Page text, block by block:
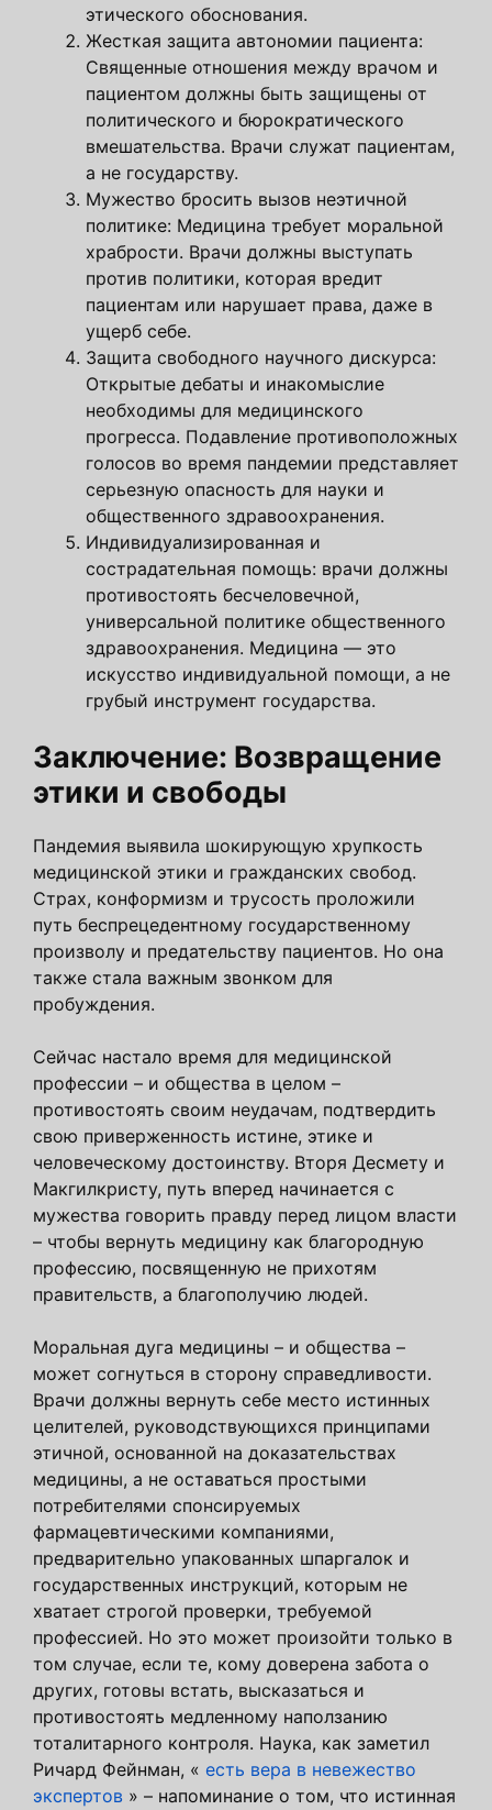
этического обоснования.
Жесткая защита автономии пациента:
Священные отношения между врачом и
пациентом должны быть защищены от
политического и бюрократического
вмешательства. Врачи служат пациентам,
а не государству.
Мужество бросить вызов неэтичной
политике: Медицина требует моральной
храбрости. Врачи должны выступать
против политики, которая вредит
пациентам или нарушает права, даже в
ущерб себе.
Защита свободного научного дискурса:
Открытые дебаты и инакомыслие
необходимы для медицинского
прогресса. Подавление противоположных
голосов во время пандемии представляет
серьезную опасность для науки и
общественного здравоохранения.
Индивидуализированная и
сострадательная помощь: врачи должны
противостоять бесчеловечной,
универсальной политике общественного
здравоохранения. Медицина — это
искусство индивидуальной помощи, а не
грубый инструмент государства.
Заключение: Возвращение
этики и свободы
Пандемия выявила шокирующую хрупкость
медицинской этики и гражданских свобод.
Страх, конформизм и трусость проложили
путь беспрецедентному государственному
произволу и предательству пациентов. Но она
также стала важным звонком для
пробуждения.
Сейчас настало время для медицинской
профессии – и общества в целом –
противостоять своим неудачам, подтвердить
свою приверженность истине, этике и
человеческому достоинству. Вторя Десмету и
Макгилкристу, путь вперед начинается с
мужества говорить правду перед лицом власти
– чтобы вернуть медицину как благородную
профессию, посвященную не прихотям
правительств, а благополучию людей.
Моральная дуга медицины – и общества –
может согнуться в сторону справедливости.
Врачи должны вернуть себе место истинных
целителей, руководствующихся принципами
этичной, основанной на доказательствах
медицины, а не оставаться простыми
потребителями спонсируемых
фармацевтическими компаниями,
предварительно упакованных шпаргалок и
государственных инструкций, которым не
хватает строгой проверки, требуемой
профессией. Но это может произойти только в
том случае, если те, кому доверена забота о
других, готовы встать, высказаться и
противостоять медленному наползанию
тоталитарного контроля. Наука, как заметил
Ричард Фейнман, « есть вера в невежество
экспертов » – напоминание о том, что истинная